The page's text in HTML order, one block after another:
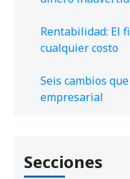
Rentabilidad: El
cualquier costo
Seis cambios
empresarial
Secciones